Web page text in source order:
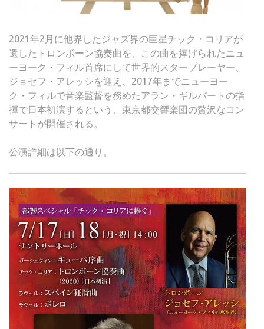
2021年2月に他界したジャズ界の巨星チック・コリアが
遺したトロンボーン協奏曲を、この曲を捧げられたニュ
ーヨーク・フィル首席にして世界的スタープレーヤー、
ジョセフ・アレッシを迎え、2017年までニューヨー
ク・フィルで音楽監督を務めたアラン・ギルバートの指
揮で日本初演するという、東京都交響楽団の贅沢なコン
サートが開催される。
公演詳細は以下の通り。